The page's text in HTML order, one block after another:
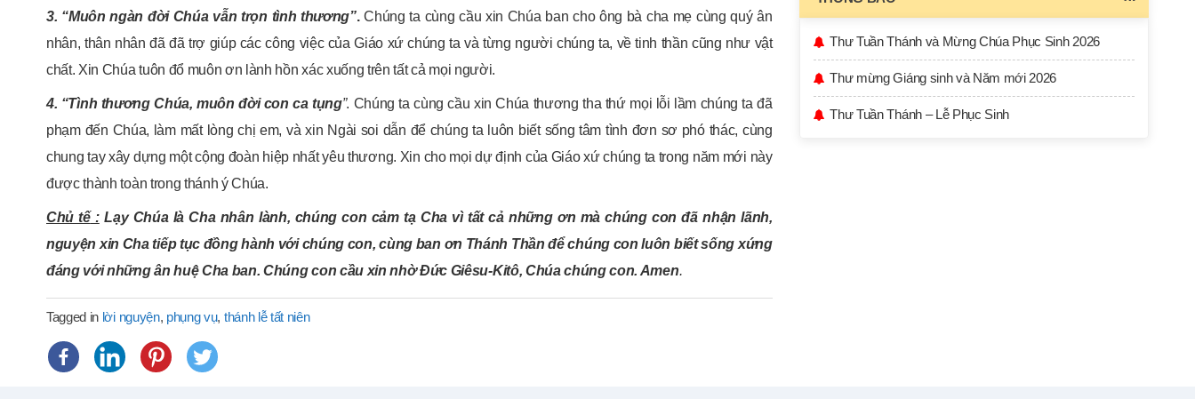
3. “Muôn ngàn đời Chúa vẫn trọn tình thương”.Chúng ta cùng cầu xin Chúa ban cho ông bà cha mẹ cùng quý ân
nhân, thân nhân đã đã trợ giúp các công việc của Giáo xứ chúng ta và từng người chúng ta, về tinh thần cũng như vật
chất. Xin Chúa tuôn đổ muôn ơn lành hồn xác xuống trên tất cả mọi người.
4. “Tình thương Chúa, muôn đời con ca tụng”. Chúng ta cùng cầu xin Chúa thương tha thứ mọi lỗi lầm chúng ta đã
phạm đến Chúa, làm mất lòng chị em, và xin Ngài soi dẫn để chúng ta luôn biết sống tâm tình đơn sơ phó thác, cùng
chung tay xây dựng một cộng đoàn hiệp nhất yêu thương. Xin cho mọi dự định của Giáo xứ chúng ta trong năm mới này
được thành toàn trong thánh ý Chúa.
Chủ tế:Lạy Chúa là Cha nhân lành, chúng con cảm tạ Cha vì tất cả những ơn mà chúng con đã nhận lãnh,
nguyện xin Cha tiếp tục đồng hành với chúng con, cùng ban ơn Thánh Thần để chúng con luôn biết sống xứng
đáng với những ân huệ Cha ban. Chúng con cầu xin nhờ Đức Giêsu-Kitô, Chúa chúng con. Amen.
Tagged in lời nguyện, phụng vụ, thánh lễ tất niên
Thư Tuần Thánh và Mừng Chúa Phục Sinh 2026
Thư mừng Giáng sinh và Năm mới 2026
Thư Tuần Thánh – Lễ Phục Sinh